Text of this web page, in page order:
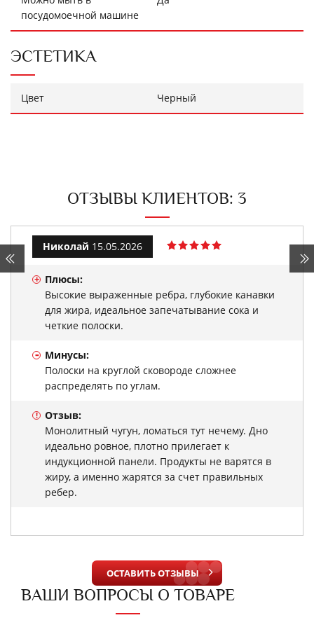
посудомоечной машине
ЭСТЕТИКА
Цвет Черный
ОТЗЫВЫ КЛИЕНТОВ: 3
Николай 15.05.2026
Плюсы:
+
Высокие выраженные ребра, глубокие канавки
для жира, идеальное запечатывание сока и
четкие полоски.
Минусы:
-
Полоски на круглой сковороде сложнее
распределять по углам.
Отзыв:
!
Монолитный чугун, ломаться тут нечему. Дно
идеально ровное, плотно прилегает к
индукционной панели. Продукты не варятся в
жиру, а именно жарятся за счет правильных
ребер.
ОСТАВИТЬ ОТЗЫВЫ
ВАШИ ВОПРОСЫ О ТОВАРЕ